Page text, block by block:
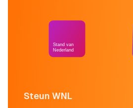
Steun WNL
Stand van
Nederland